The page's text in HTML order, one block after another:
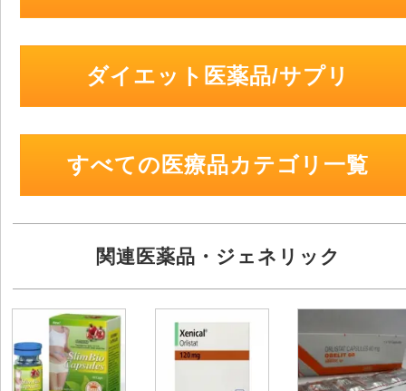
ダイエット医薬品/サプリ
すべての医療品カテゴリ一覧
関連医薬品・ジェネリック